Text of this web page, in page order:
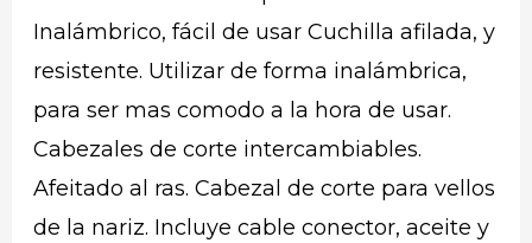
Inalámbrico, fácil de usar Cuchilla afilada, y
resistente. Utilizar de forma inalámbrica,
para ser mas comodo a la hora de usar.
Cabezales de corte intercambiables.
Afeitado al ras. Cabezal de corte para vellos
de la nariz. Incluye cable conector, aceite y